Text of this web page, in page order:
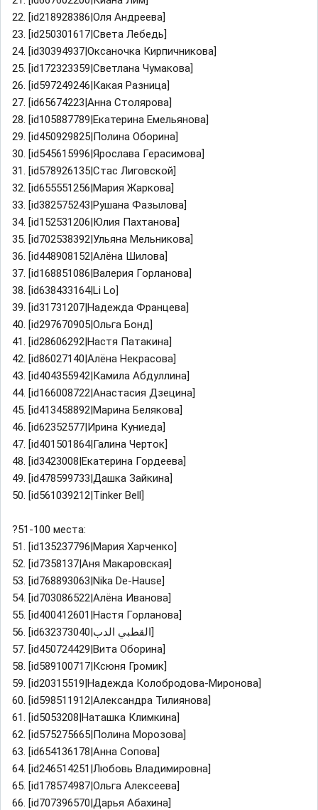
22. [id218928386|Оля Андреева]
23. [id250301617|Света Лебедь]
24. [id30394937|Оксаночка Кирпичникова]
25. [id172323359|Светлана Чумакова]
26. [id597249246|Какая Разница]
27. [id65674223|Анна Столярова]
28. [id105887789|Екатерина Емельянова]
29. [id450929825|Полина Оборина]
30. [id545615996|Ярослава Герасимова]
31. [id578926135|Стас Лиговской]
32. [id655551256|Мария Жаркова]
33. [id382575243|Рушана Фазылова]
34. [id152531206|Юлия Пахтанова]
35. [id702538392|Ульяна Мельникова]
36. [id448908152|Алёна Шилова]
37. [id168851086|Валерия Горланова]
38. [id638433164|Li Lo]
39. [id31731207|Надежда Францева]
40. [id297670905|Ольга Бонд]
41. [id28606292|Настя Патакина]
42. [id86027140|Алёна Некрасова]
43. [id404355942|Камила Абдуллина]
44. [id166008722|Анастасия Дзецина]
45. [id413458892|Марина Белякова]
46. [id62352577|Ирина Куниеда]
47. [id401501864|Галина Черток]
48. [id3423008|Екатерина Гордеева]
49. [id478599733|Дашка Зайкина]
50. [id561039212|Tinker Bell]
?51-100 места:
51. [id135237796|Мария Харченко]
52. [id7358137|Аня Макаровская]
53. [id768893063|Nika De-Hause]
54. [id703086522|Алёна Иванова]
55. [id400412601|Настя Горланова]
56. [id632373040|القطبي الدب]
57. [id450724429|Вита Оборина]
58. [id589100717|Ксюня Громик]
59. [id20315519|Надежда Колобродова-Миронова]
60. [id598511912|Александра Тилиянова]
61. [id5053208|Наташка Климкина]
62. [id575275665|Полина Морозова]
63. [id654136178|Анна Сопова]
64. [id246514251|Любовь Владимировна]
65. [id178574987|Ольга Алексеева]
66. [id707396570|Дарья Абахина]